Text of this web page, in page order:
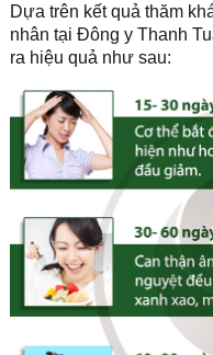
Dựa trên kết quả thăm
nhân tại Đông y Thanh
ra hiệu quả như sau: